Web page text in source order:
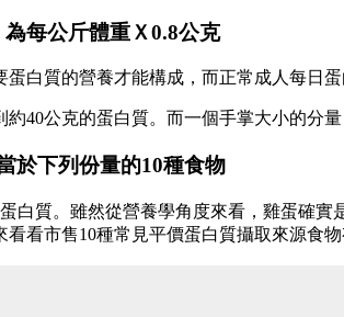
每公斤體重Ｘ0.8公克
白質的營養才能構成，而正常成人每日
40公克的蛋白質。而一個手掌大小的分
於下列份量的10種食物
白質。雖然從營養學角度來看，雞蛋確
看市售10種常見平價蛋白質攝取來源食物